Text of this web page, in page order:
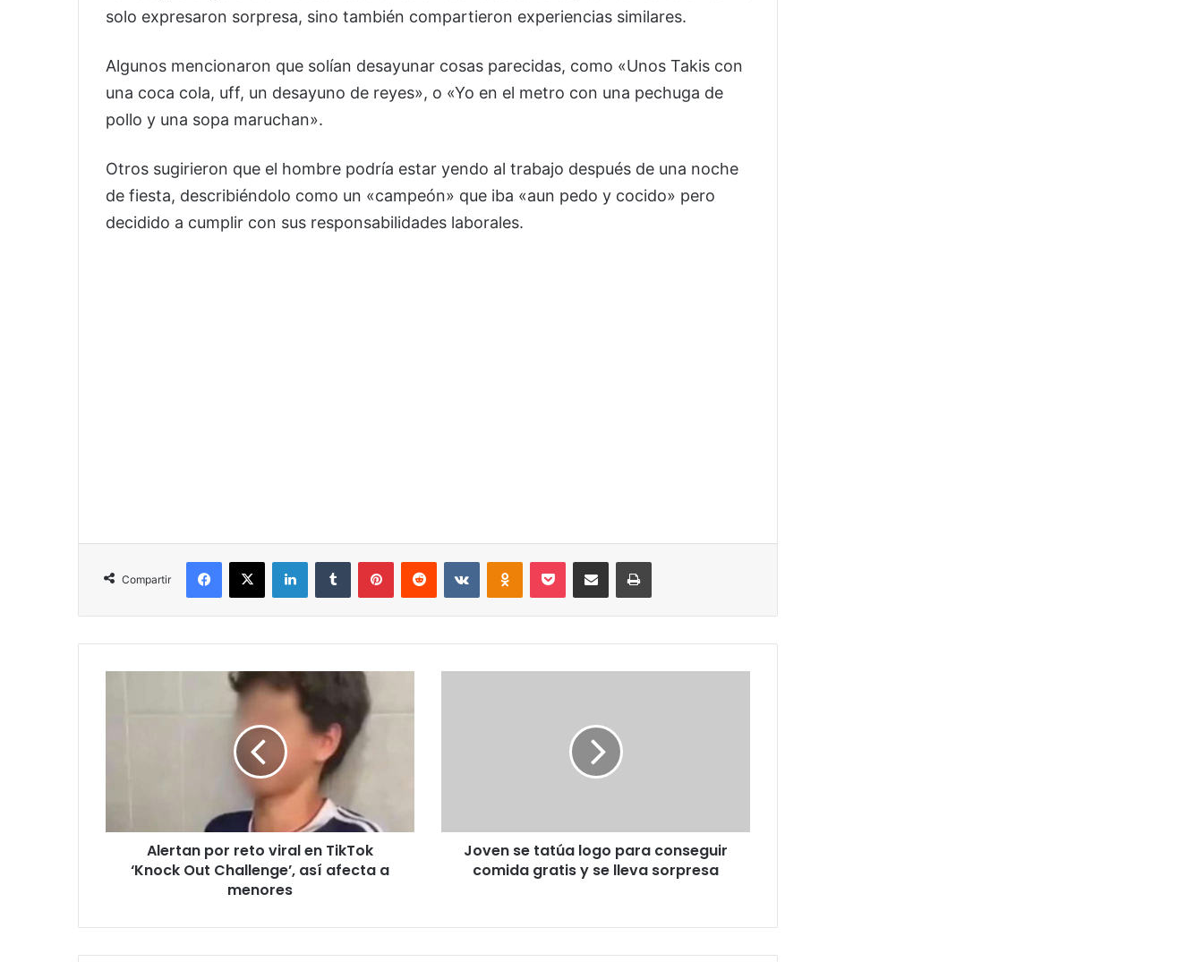
solo expresaron sorpresa, sino también compartieron experiencias similares.
Algunos mencionaron que solían desayunar cosas parecidas, como «Unos Takis con
una coca cola, uff, un desayuno de reyes», o «Yo en el metro con una pechuga de
pollo y una sopa maruchan».
Otros sugirieron que el hombre podría estar yendo al trabajo después de una noche
de fiesta, describiéndolo como un «campeón» que iba «aun pedo y cocido» pero
decidido a cumplir con sus responsabilidades laborales.
Compartir
Facebook
X LinkedInTumblr PinterestReddit VKontakteOdnoklassniki
Pocket Share via Email Print
Challenge’,
afecta
Alertan por reto viral en TikTok
‘Knock Out Challenge’, así afecta a
menores
y
Joven se tatúa logo para conseguir
comida gratis y se lleva sorpresa